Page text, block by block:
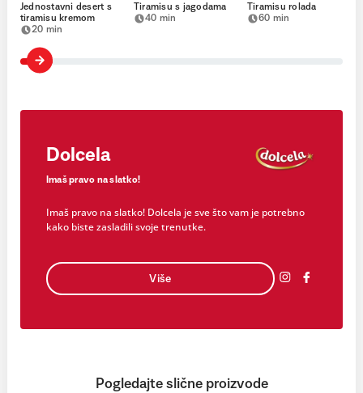
Jednostavni desert s
tiramisu kremom
20 min
Tiramisu s jagodama
40 min
Tiramisu rolada
60 min
Dolcela
Imaš pravo na slatko!
Imaš pravo na slatko! Dolcela je sve što vam je potrebno
kako biste zasladili svoje trenutke.
Više
Pogledajte slične proizvode